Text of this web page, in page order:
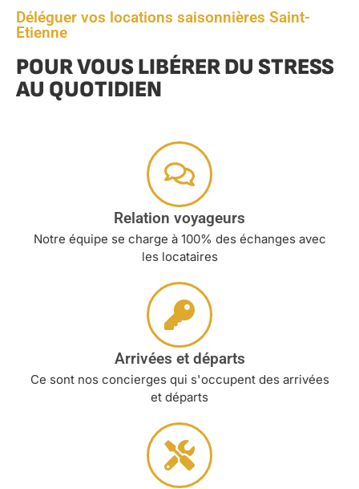
Déléguer vos locations saisonnières Saint-
Etienne
POUR VOUS LIBÉRER DU STRESS
AU QUOTIDIEN
Relation voyageurs
Notre équipe se charge à 100% des échanges avec
les locataires
Arrivées et départs
Ce sont nos concierges qui s'occupent des arrivées
et départs